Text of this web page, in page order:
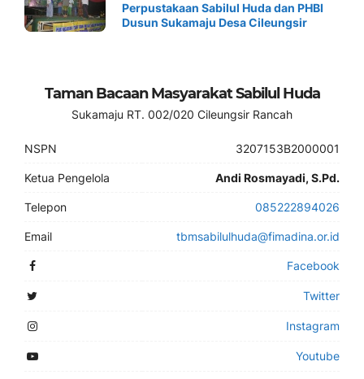
Perpustakaan Sabilul Huda dan PHBI
Dusun Sukamaju Desa Cileungsir
Taman Bacaan Masyarakat Sabilul Huda
Sukamaju RT. 002/020 Cileungsir Rancah
NSPN 3207153B2000001
Ketua Pengelola Andi Rosmayadi, S.Pd.
Telepon 085222894026
Email tbmsabilulhuda@fimadina.or.id
Facebook
Twitter
Instagram
Youtube